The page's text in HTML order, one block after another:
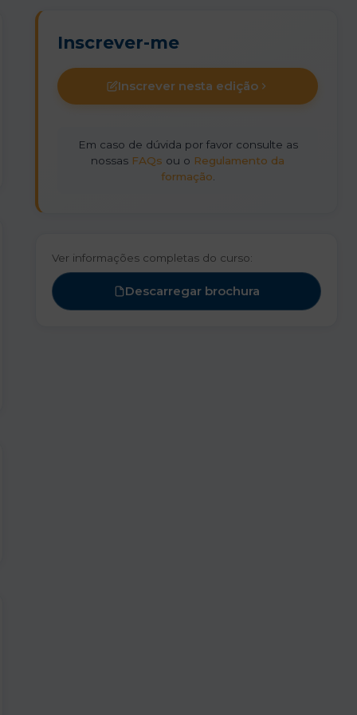
Inscrever-me
Inscrever nesta edição
Em caso de dúvida por favor consulte as
nossas FAQs ou o Regulamento da
formação
Ver informações completas do curso:
Descarregar brochura